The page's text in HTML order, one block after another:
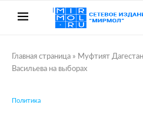
Главная страница » Муфтият
Васильева на выборах
Политика